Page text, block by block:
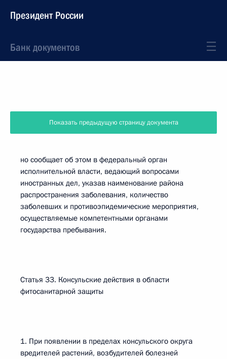
Президент России
Банк документов
Показать предыдущую страницу документа
но сообщает об этом в федеральный орган
исполнительной власти, ведающий вопросами
иностранных дел, указав наименование района
распространения заболевания, количество
заболевших и противоэпидемические мероприятия,
осуществляемые компетентными органами
государства пребывания.
Статья 33. Консульские действия в области
фитосанитарной защиты
1. При появлении в пределах консульского округа
вредителей растений, возбудителей болезней